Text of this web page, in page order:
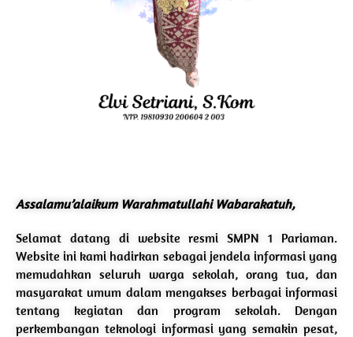
Assalamu’alaikum Warahmatullahi Wabarakatuh,
Selamat datang di website resmi SMPN 1 Pariaman.
Website ini kami hadirkan sebagai jendela informasi yang
memudahkan seluruh warga sekolah, orang tua, dan
masyarakat umum dalam mengakses berbagai informasi
tentang kegiatan dan program sekolah. Dengan
perkembangan teknologi informasi yang semakin pesat,